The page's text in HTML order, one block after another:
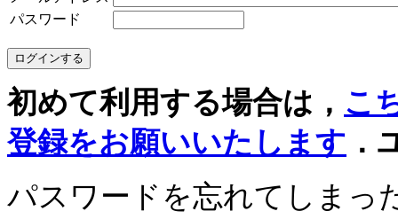
パスワード
初めて利用する場合は， こ
登録をお願いいたします ．
パスワードを忘れてしまっ